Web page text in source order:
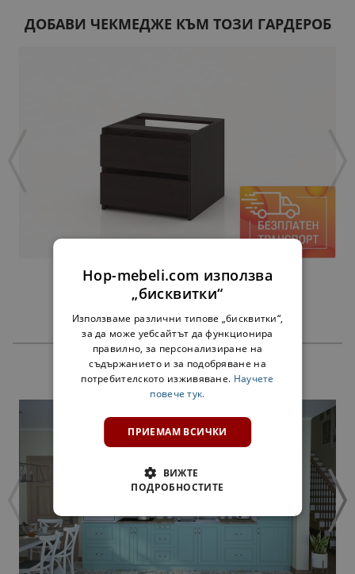
ДОБАВИ ЧЕКМЕДЖЕ КЪМ ТОЗИ ГАРДЕРОБ
ЧЕКМЕДЖЕТА АЛФА ВЕНГЕ - ЗА 45 СМ
38,00 €
ПРОДУКТИ
Hop-mebeli.com използва
„бисквитки“
Използваме различни типове „бисквитки“,
за да може уебсайтът да функционира
правилно, за персонализиране на
съдържанието и за подобряване на
потребителското изживяване. Научете
повече тук.
ПРИЕМАМ ВСИЧКИ
ВИЖТЕ
ПОДРОБНОСТИТЕ